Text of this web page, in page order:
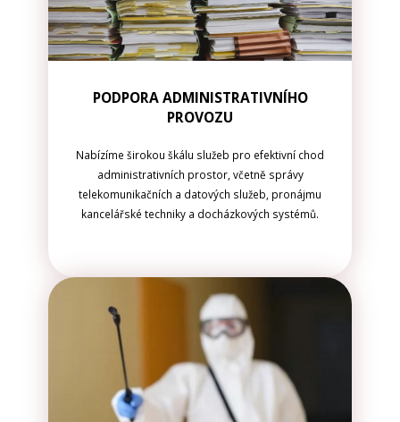
PODPORA ADMINISTRATIVNÍHO
PROVOZU
Nabízíme širokou škálu služeb pro efektivní chod
administrativních prostor, včetně správy
telekomunikačních a datových služeb, pronájmu
kancelářské techniky a docházkových systémů.